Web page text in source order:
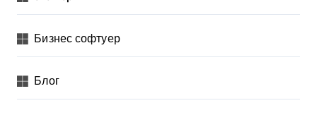
Бизнес софтуер
Блог